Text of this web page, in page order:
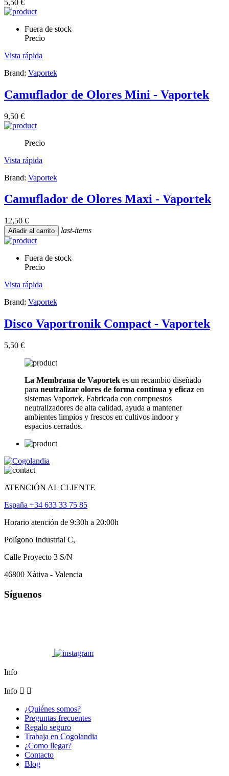
5,50 €
Fuera de stock
Precio
Vista rápida
Brand: Vaportek
Camuflador de Olores Mini - Vaportek
9,50 €
Precio
Vista rápida
Brand: Vaportek
Camuflador de Olores Maxi - Vaportek
12,50 €
Añadir al carrito last-items
Fuera de stock
Precio
Vista rápida
Brand: Vaportek
Disco Vaportronik Compact - Vaportek
5,50 €
La Membrana de Vaportek es un recambio diseñado
para neutralizar olores de forma continua y eficaz en
sistemas Vaportek. Fabricada con compuestos
neutralizadores de alta calidad, ayuda a mantener
ambientes limpios y frescos en cultivos indoor y
espacios cerrados.
ATENCIÓN AL CLIENTE
España +34 633 33 75 85
Horario atención de 9:30h a 20:00h
Polígono Industrial C,
Calle Proyecto 3 S/N
46800 Xàtiva - Valencia
Síguenos
Info
Info  
¿Quiénes somos?
Preguntas frecuentes
Regalo seguro
Trabaja en Cogolandia
¿Como llegar?
Contacto
Blog